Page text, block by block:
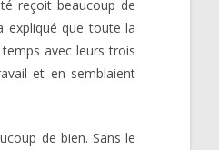
reçoit beaucoup de
expliqué que toute la
avec leurs trois
et en semblaient
de bien. Sans le